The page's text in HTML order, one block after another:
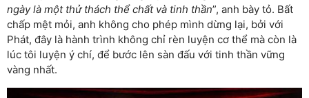
ngày là một thử thách thể chất và tinh thần”, anh bày tỏ. Bất
chấp mệt mỏi, anh không cho phép mình dừng lại, bởi với
Phát, đây là hành trình không chỉ rèn luyện cơ thể mà còn là
lúc tôi luyện ý chí, để bước lên sàn đấu với tinh thần vững
vàng nhất.